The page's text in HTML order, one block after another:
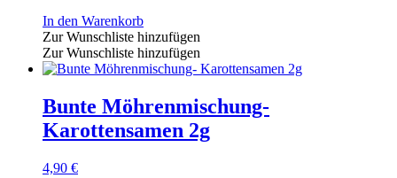
In den Warenkorb
Zur Wunschliste hinzufügen
Zur Wunschliste hinzufügen
Bunte Möhrenmischung-
Karottensamen 2g
4,90 €